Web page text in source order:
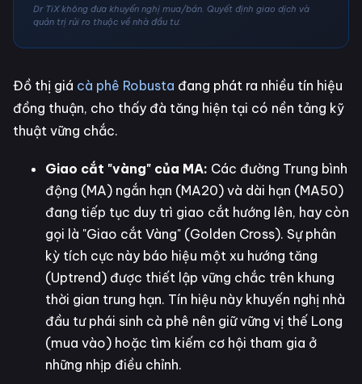
Dr TiX không đưa khuyến nghị mua/bán. Quyết định giao dịch và
quản trị rủi ro thuộc về nhà đầu tư.
Đồ thị giá cà phê Robusta đang phát ra nhiều tín hiệu
đồng thuận, cho thấy đà tăng hiện tại có nền tảng kỹ
thuật vững chắc.
Giao cắt "vàng" của MA: Các đường Trung bình
động (MA) ngắn hạn (MA20) và dài hạn (MA50)
đang tiếp tục duy trì giao cắt hướng lên, hay còn
gọi là "Giao cắt Vàng" (Golden Cross). Sự phân
kỳ tích cực này báo hiệu một xu hướng tăng
(Uptrend) được thiết lập vững chắc trên khung
thời gian trung hạn. Tín hiệu này khuyến nghị nhà
đầu tư phái sinh cà phê nên giữ vững vị thế Long
(mua vào) hoặc tìm kiếm cơ hội tham gia ở
những nhịp điều chỉnh.